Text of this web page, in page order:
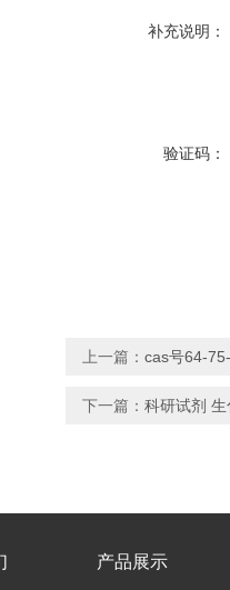
补充说明：
验证码：
上一篇： cas号64-
下一篇： 科研试剂
产品展示